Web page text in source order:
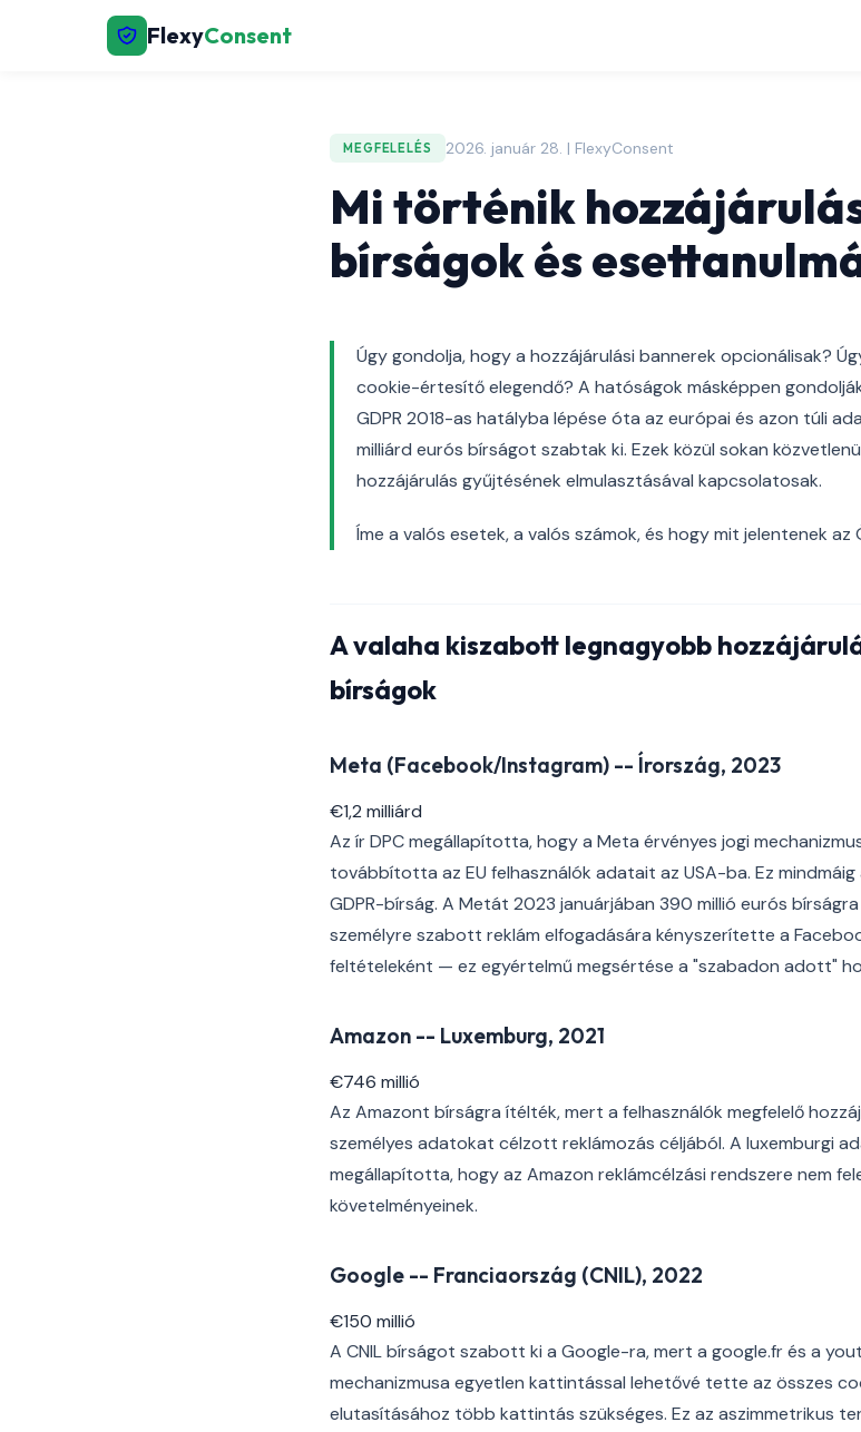
FlexyConsent
MEGFELELÉS 2026. január 28. | FlexyConsent
Mi történik
bírságok és
Úgy gondolja, hogy a hozzájárulási bannerek opcionálisak?
cookie-értesítő elegendő? A hatóságok másképpen
GDPR 2018-as hatályba lépése óta az európai és azon túli
milliárd eurós bírságot szabtak ki. Ezek közül sokan
hozzájárulás gyűjtésének elmulasztásával kapcsolatosak.
Íme a valós esetek, a valós számok, és hogy mit jelentenek az
A valaha kiszabott legnagyobb
bírságok
Meta (Facebook/Instagram) -- Írország, 2023
€1,2 milliárd
Az ír DPC megállapította, hogy a Meta érvényes jogi
továbbította az EU felhasználók adatait az USA-ba. Ez
GDPR-bírság. A Metát 2023 januárjában 390 millió eurós
személyre szabott reklám elfogadására kényszerítette a
feltételeként — ez egyértelmű megsértése a "szabadon adott"
Amazon -- Luxemburg, 2021
€746 millió
Az Amazont bírságra ítélték, mert a felhasználók megfelelő
személyes adatokat célzott reklámozás céljából. A luxemburgi
megállapította, hogy az Amazon reklámcélzási rendszere nem
követelményeinek.
Google -- Franciaország (CNIL), 2022
€150 millió
A CNIL bírságot szabott ki a Google-ra, mert a google.fr és a
mechanizmusa egyetlen kattintással lehetővé tette az összes
elutasításához több kattintás szükséges. Ez az aszimmetrikus